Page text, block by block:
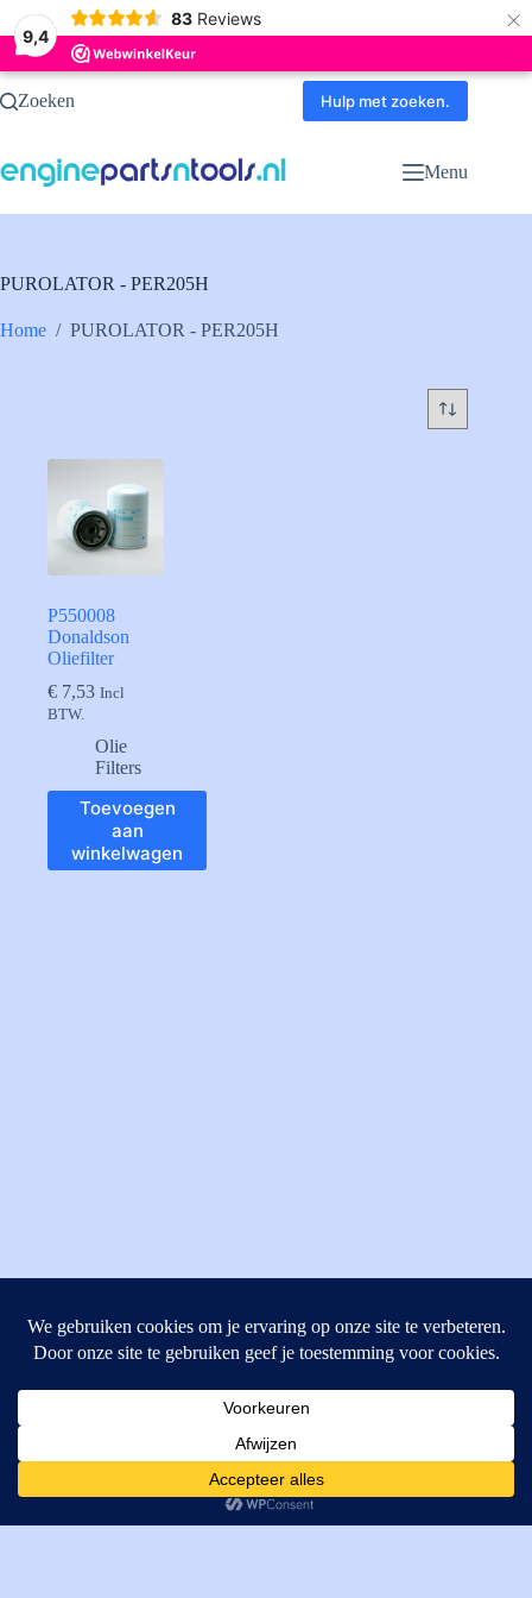
9,4
83 Reviews ×
Ga
naarZoeken Hulp met zoeken.
Menu
PUROLATOR - PER205H
Home / PUROLATOR - PER205H
P550008
Donaldson
Oliefilter
€ 7,53 Incl
BTW.
Olie
Filters
Toevoegen
aan
winkelwagen
4462GE, Goes
T: +31 (0) 111-484438
M:parts@mitechniek.nl
VAT: NL862802295B01
Cookies helpen ons bij het leveren van onze diensten. Door
gebruik te maken van onze diensten, gaat u akkoord met ons
gebruik van cookies.